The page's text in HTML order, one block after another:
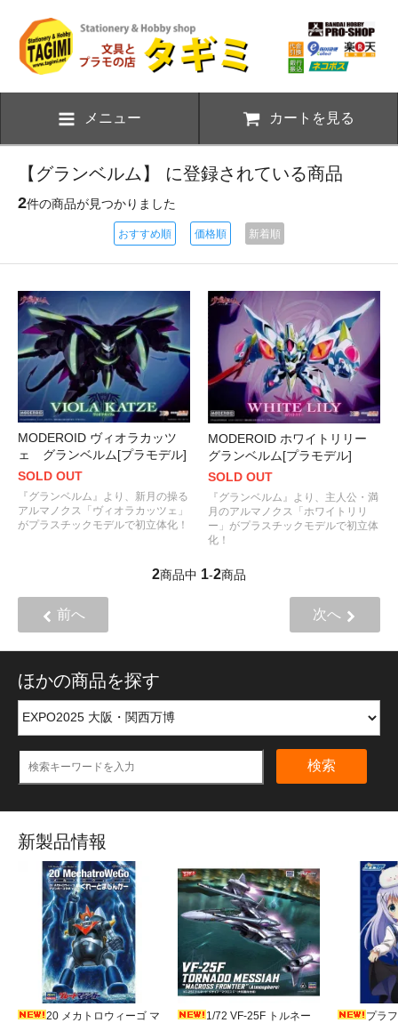
メニュー カートを見る
【グランベルム】 に登録されている商品
2件の商品が見つかりました
おすすめ順 価格順 新着順
MODEROID ヴィオラカッツ
ェ グランベルム[プラモデル]
SOLD OUT
『グランベルム』より、新月の操る
アルマノクス「ヴィオラカッツェ」
がプラスチックモデルで初立体化！
MODEROID ホワイトリリー
グランベルム[プラモデル]
SOLD OUT
『グランベルム』より、主人公・満
月のアルマノクス「ホワイトリリ
ー」がプラスチックモデルで初立体
化！
2商品中 1-2商品
前へ 次へ
ほかの商品を探す
検索
新製品情報
20 メカトロウィーゴ マ
1/72 VF-25F トルネー
プラ